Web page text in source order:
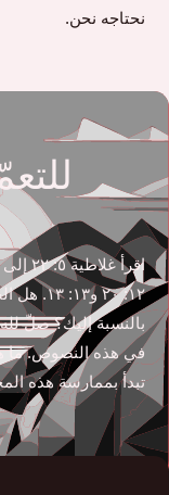
نحتاجه نحن.
١٢: ٢٠
بالنسبة إليك؟ صلّ
في هذه النصوص. ما
تبدأ بممارسة هذه